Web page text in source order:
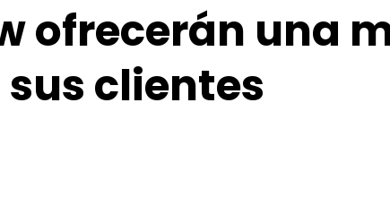
ofrecerán una
clientes